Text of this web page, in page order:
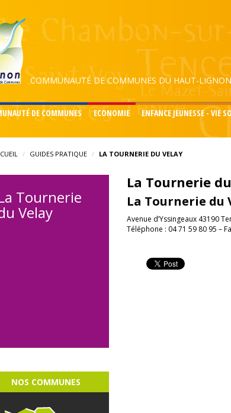
COMMUNAUTÉ DE COMMUNES DU HAUT-LIGNON
DE COMMUNES ECONOMIE ENFANCE JEUNESSE - VIE
GUIDES PRATIQUE LA TOURNERIE DU VELAY
Tournerie
Velay
NOS COMMUNES
La Tournerie
La Tournerie du
Avenue d’Yssingeaux 43190
Téléphone : 04 71 59 80 95 –